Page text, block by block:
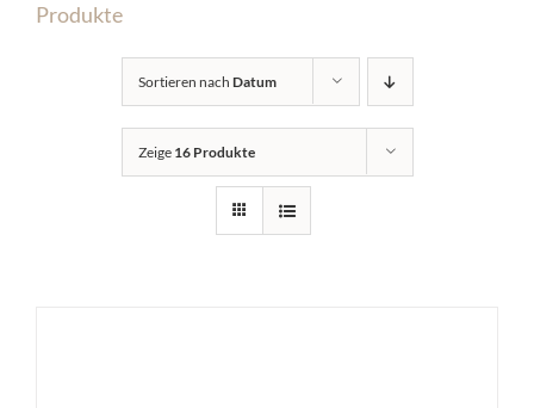
Produkte
Sortieren nach Datum
Zeige 16 Produkte